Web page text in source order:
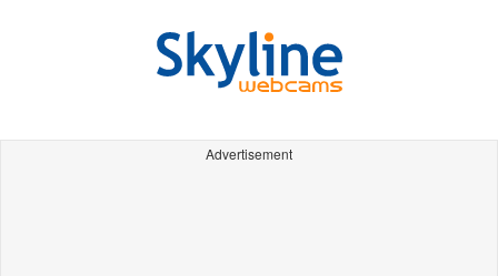
Advertisement